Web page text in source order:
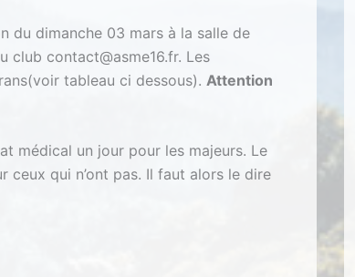
du dimanche 03 mars à la salle de
club contact@asme16.fr. Les
tableau ci dessous). Attention
médical un jour pour les majeurs. Le
qui n’ont pas. Il faut alors le dire